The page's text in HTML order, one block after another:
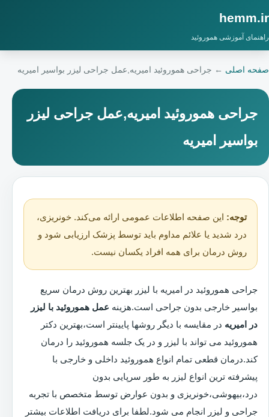
hemm.ir
راهنمای آموزشی هموروئید
صفحه اصلی ← جراحی هموروئید امیریه,عمل جراحی لیزر بواسیر امیریه
جراحی هموروئید امیریه,عمل جراحی لیزر
بواسیر امیریه
توجه: این صفحه اطلاعات عمومی ارائه می‌کند. خونریزی،
درد شدید یا علائم مداوم باید توسط پزشک ارزیابی شود و
روش درمان برای همه افراد یکسان نیست.
جراحی هموروئید در امیریه با لیزر بهترین روش درمان سریع
بواسیر خارجی بدون جراحی است.هزینه عمل هموروئید با لیزر
در امیریه در مقایسه با دیگر روشها پایینتر است،بهترین دکتر
هموروئید می تواند با لیزر و در یک جلسه هموروئید را درمان
کند.درمان قطعی تمام انواع هموروئید داخلی و خارجی با
پیشرفته ترین انواع لیزر به طور سرپایی بدون
درد،بیهوشی،خونریزی و بدون عوارض توسط متخصص با تجربه
جراحی و لیزر انجام می شود.لطفا برای دریافت اطلاعات بیشتر